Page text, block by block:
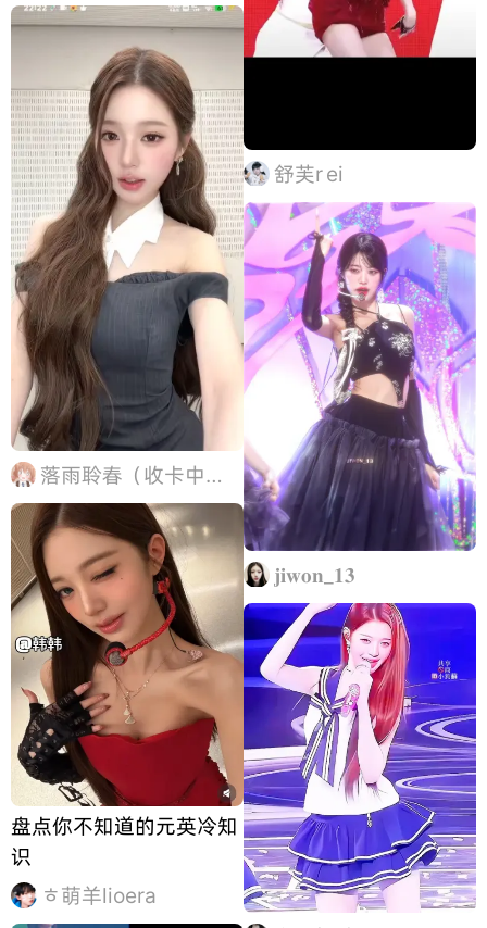
落雨聆春（收卡中）💤
盘点你不知道的元英冷知
识
ㅎ萌羊lioera
舒芙r ei
𝐣𝐢𝐰𝐨𝐧_𝟏𝟑